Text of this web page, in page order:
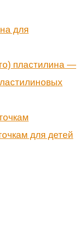
пластилина —
для детей